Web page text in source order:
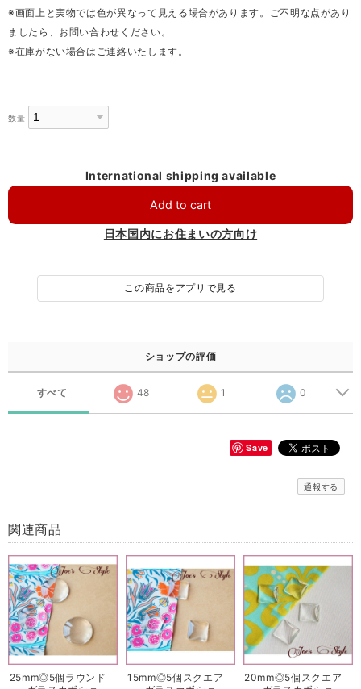
※画面上と実物では色が異なって見える場合があります。ご不明な点があり
ましたら、お問い合わせください。
※在庫がない場合はご連絡いたします。
数量
International shipping available
Add to cart
日本国内にお住まいの方向け
この商品をアプリで見る
ショップの評価
すべて 48 1 0
Save
通報する
関連商品
25mm◎5個ラウンド
15mm◎5個スクエア
20mm◎5個スクエア